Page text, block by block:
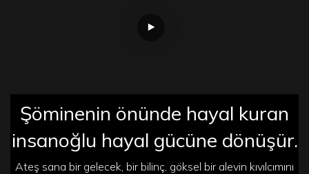
Şöminenin önünde hayal kuran
insanoğlu hayal gücüne dönüşür.
Ateş sana bir gelecek, bir bilinç, göksel bir alevin kıvılcımını